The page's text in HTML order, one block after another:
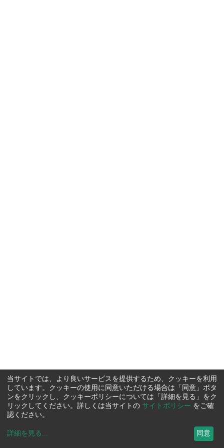
当サイトでは、より良いサービスを提供するため、クッキーを利用
しています。クッキーの使用に同意いただける場合は「同意」ボタ
ンをクリックし、クッキーポリシーについては「詳細を見る」をク
リックしてください。詳しくは当サイトの サイトポリシー をご確
認ください。
詳細を見る ... 同意